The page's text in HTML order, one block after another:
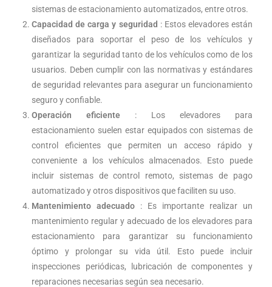
sistemas de estacionamiento automatizados, entre otros.
Capacidad de carga y seguridad : Estos elevadores están
diseñados para soportar el peso de los vehículos y
garantizar la seguridad tanto de los vehículos como de los
usuarios. Deben cumplir con las normativas y estándares
de seguridad relevantes para asegurar un funcionamiento
seguro y confiable.
Operación eficiente : Los elevadores para
estacionamiento suelen estar equipados con sistemas de
control eficientes que permiten un acceso rápido y
conveniente a los vehículos almacenados. Esto puede
incluir sistemas de control remoto, sistemas de pago
automatizado y otros dispositivos que faciliten su uso.
Mantenimiento adecuado : Es importante realizar un
mantenimiento regular y adecuado de los elevadores para
estacionamiento para garantizar su funcionamiento
óptimo y prolongar su vida útil. Esto puede incluir
inspecciones periódicas, lubricación de componentes y
reparaciones necesarias según sea necesario.